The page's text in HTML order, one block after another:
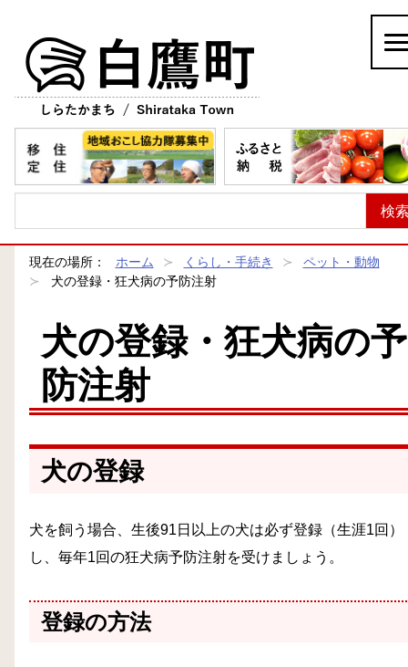
現在の場所： ホーム くらし・手続き
ペット・動物
犬の登録・狂犬病の予防注射
犬の登録・狂犬病の予
防注射
犬の登録
犬を飼う場合、生後91日以上の犬は必ず登録（生涯1回）
し、毎年1回の狂犬病予防注射を受けましょう。
登録の方法